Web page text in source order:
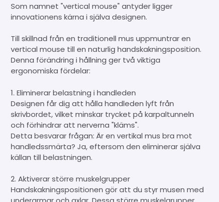
Som namnet "vertical mouse" antyder ligger
innovationens kärna i själva designen.
Till skillnad från en traditionell mus uppmuntrar en
vertical mouse till en naturlig handskakningsposition.
Denna förändring i hållning ger två viktiga
ergonomiska fördelar:
1. Eliminerar belastning i handleden
Designen får dig att hålla handleden lyft från
skrivbordet, vilket minskar trycket på karpaltunneln
och förhindrar att nerverna "kläms".
Detta besvarar frågan: Är en vertikal mus bra mot
handledssmärta? Ja, eftersom den eliminerar själva
källan till belastningen.
2. Aktiverar större muskelgrupper
Handskakningspositionen gör att du styr musen med